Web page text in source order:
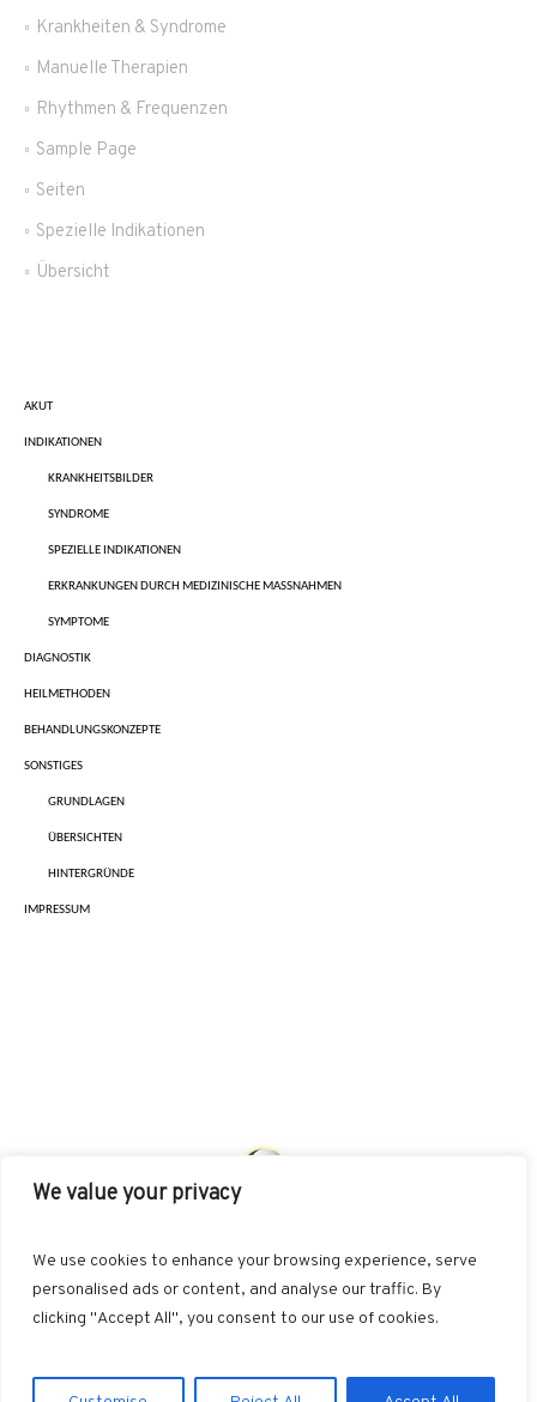
We value your privacy
We use cookies to enhance your browsing experience, serve
personalised ads or content, and analyse our traffic. By
clicking "Accept All", you consent to our use of cookies.
Krankheiten & Syndrome
Manuelle Therapien
Rhythmen & Frequenzen
Sample Page
Seiten
Spezielle Indikationen
Übersicht
AKUT
INDIKATIONEN
KRANKHEITSBILDER
SYNDROME
SPEZIELLE INDIKATIONEN
ERKRANKUNGEN DURCH MEDIZINISCHE MASSNAHMEN
SYMPTOME
DIAGNOSTIK
HEILMETHODEN
BEHANDLUNGSKONZEPTE
SONSTIGES
GRUNDLAGEN
ÜBERSICHTEN
HINTERGRÜNDE
IMPRESSUM
AKUT INDIKATIONEN
HEILMETHODEN
BEHANDLUNGSKONZEPTE
SONSTIGES
Datenschutzerklärung/ NiSc web-d-sign © 2026 / All Rights